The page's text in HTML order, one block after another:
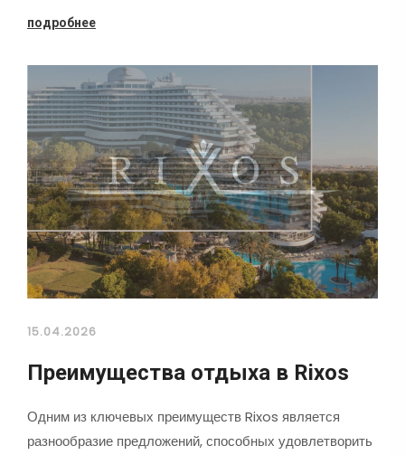
подробнее
15.04.2026
Преимущества отдыха в Rixos
Одним из ключевых преимуществ Rixos является
разнообразие предложений, способных удовлетворить